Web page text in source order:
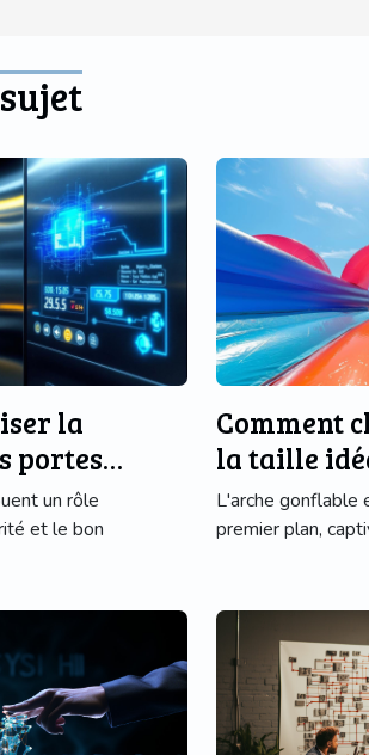
la
portes
des
?
un rôle
et le bon
Comment
la taille
arche
L'arche gonflable
premier plan,